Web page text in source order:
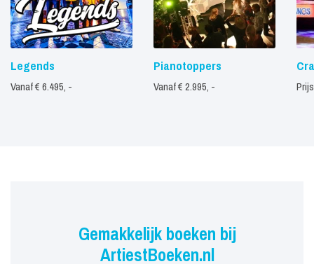
Legends
Vanaf € 6.495, -
Pianotoppers
Vanaf € 2.995, -
Gemakkelijk boeken bij
ArtiestBoeken.nl